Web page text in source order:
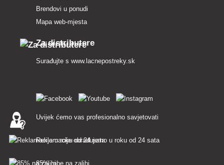
Brendovi u ponudi
Mapa web-mjesta
Za distributere
Surađujte s www.lacnepostreky.sk
Uvijek ćemo vas profesionalno savjetovati
Reklamacije obrađujemo u roku od 24 sata
85% robe na zalihi